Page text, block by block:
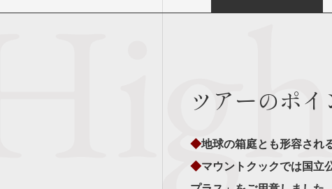
ツアーのポイ
◆地球の箱庭とも形容され
◆マウントクックでは国立